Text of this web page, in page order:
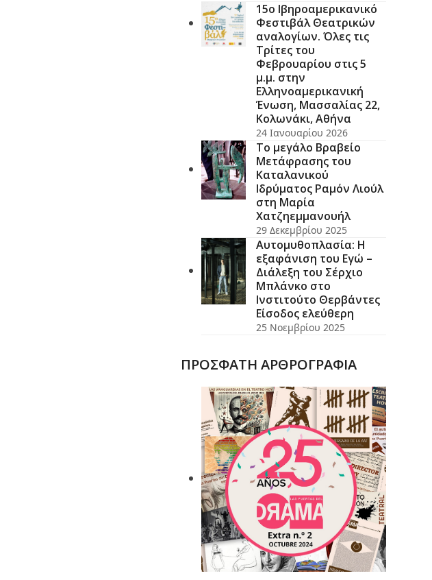
15ο Ιβηροαμερικανικό
Φεστιβάλ Θεατρικών
αναλογίων. Όλες τις
Τρίτες του
Φεβρουαρίου στις 5
μ.μ. στην
Ελληνοαμερικανική
Ένωση, Μασσαλίας 22,
Κολωνάκι, Αθήνα
24 Ιανουαρίου 2026
Το μεγάλο Βραβείο
Μετάφρασης του
Καταλανικού
Ιδρύματος Ραμόν Λιούλ
στη Μαρία
Χατζηεμμανουήλ
29 Δεκεμβρίου 2025
Αυτομυθοπλασία: Η
εξαφάνιση του Εγώ –
Διάλεξη του Σέρχιο
Μπλάνκο στο
Ινστιτούτο Θερβάντες
Είσοδος ελεύθερη
25 Νοεμβρίου 2025
ΠΡΟΣΦΑΤΗ ΑΡΘΡΟΓΡΑΦΙΑ